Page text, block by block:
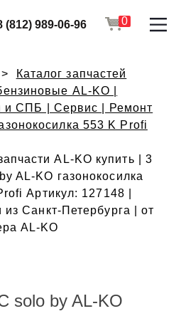
(812) 989-06-96 0
Каталог запчастей
AL-KO |
и СПБ | Сервис | Ремонт
553 K Profi
AL-KO купить | 3
AL-KO газонокосилка
Артикул: 127148 |
из Санкт-Петербурга | от
AL-KO
by AL-KO